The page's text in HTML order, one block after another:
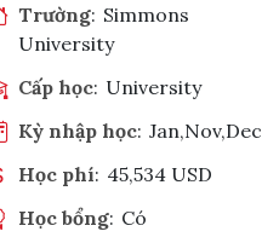
Trường: Simmons
University
Cấp học: University
Kỳ nhập học: Jan,Nov,Dec
Học phí: 45,534 USD
Học bổng: Có